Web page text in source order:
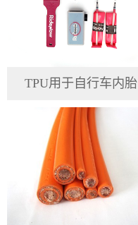
TPU用于自行车内胎